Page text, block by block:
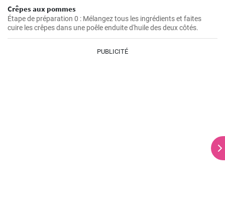
Crêpes aux pommes
Étape de préparation 0 : Mélangez tous les ingrédients et faites
cuire les crêpes dans une poêle enduite d'huile des deux côtés.
PUBLICITÉ